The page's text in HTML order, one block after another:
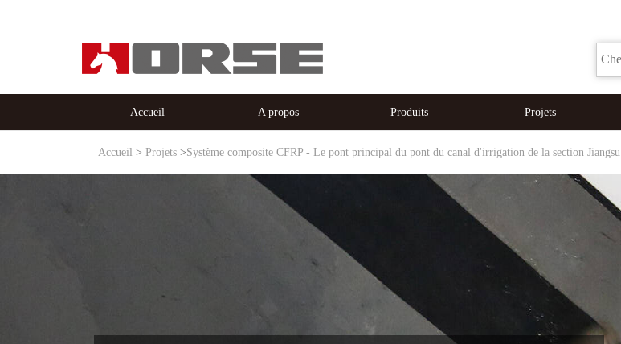
Accueil A propos Produits Projets
Accueil Projets Système composite CFRP - Le pont principal du pont du canal d'irrigation de la section Jiangsu